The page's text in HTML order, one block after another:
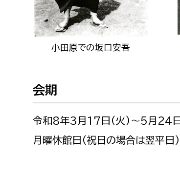
みどり公園課
建築課
上下水道局
水道整備課
小田原での坂口安吾
会期
令和8年3月17日(火)～5月24
月曜休館日(祝日の場合は翌平日)